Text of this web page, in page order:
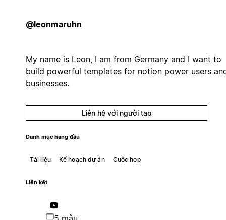
@leonmaruhn
My name is Leon, I am from Germany and I want to
build powerful templates for notion power users
businesses.
Liên hệ với người tạo
Danh mục hàng đầu
Tài liệu Kế hoạch dự án Cuộc họp
Liên kết